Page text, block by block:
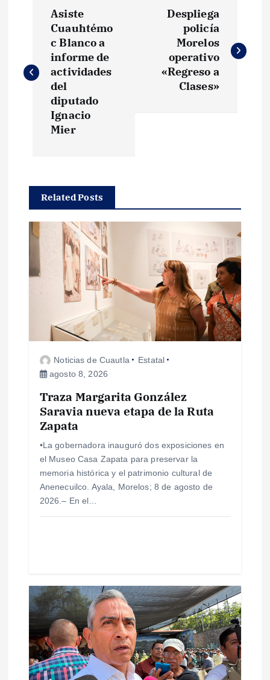
v
c
ó
n
Asiste
Cuauhtémo
c Blanco a
informe de
actividades
del
diputado
Ignacio
Mier
Despliega
policía
Morelos
operativo
«Regreso a
Clases»
Related Posts
Noticias de Cuautla
Estatal
agosto 8, 2026
Traza Margarita González
Saravia nueva etapa de la Ruta
Zapata
•La gobernadora inauguró dos exposiciones en
el Museo Casa Zapata para preservar la
memoria histórica y el patrimonio cultural de
Anenecuilco. Ayala, Morelos; 8 de agosto de
2026.– En el…